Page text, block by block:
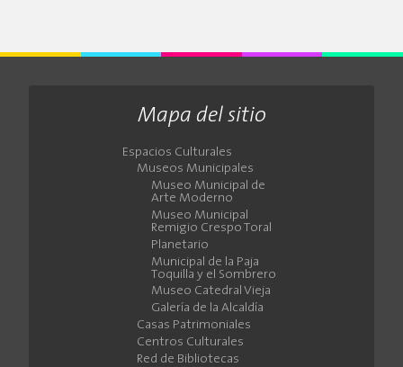
Mapa del sitio
Espacios Culturales
Museos Municipales
Museo Municipal de
Arte Moderno
Museo Municipal
Remigio Crespo Toral
Planetario
Municipal de la Paja
Toquilla y el Sombrero
Museo Catedral Vieja
Galería de la Alcaldía
Casas Patrimoniales
Centros Culturales
Red de Bibliotecas